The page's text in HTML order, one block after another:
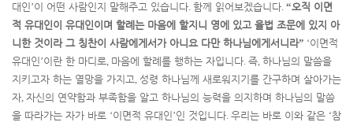
대인’이 어떤 사람인지 말해주고 있습니다. 함께 읽어보겠습니다. “오직 이면
적 유대인이 유대인이며 할례는 마음에 할지니 영에 있고 율법 조문에 있지 아
니한 것이라 그 칭찬이 사람에게서가 아니요 다만 하나님에게서니라” ‘이면적
유대인’이란 한 마디로, 마음에 할례를 행하는 자입니다. 즉, 하나님의 말씀을
지키고자 하는 열망을 가지고, 성령 하나님께 새로워지기를 간구하며 살아가는
자, 자신의 연약함과 부족함을 알고 하나님의 능력을 의지하며 하나님의 말씀
을 따라가는 자가 바로 ‘이면적 유대인’인 것입니다. 우리는 바로 이와 같은 ‘참